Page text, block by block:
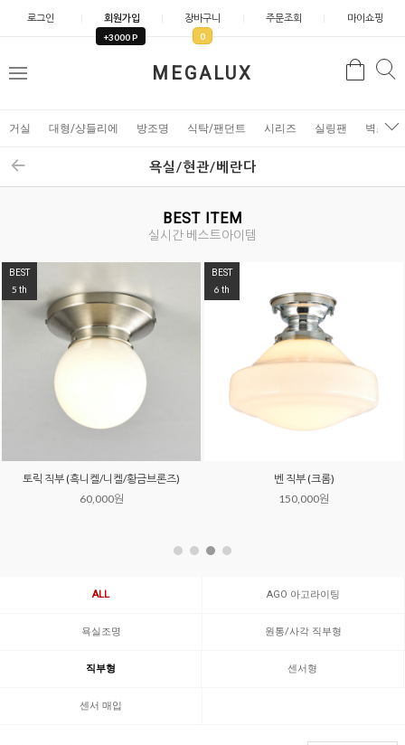
로그인 회원가입
+3000 P
장바구니
0
주문조회 마이쇼핑
MEGALUX
메
검
거실 대형/샹들리에 방조명 식탁/팬던트 시리즈 실링팬 벽조명
욕실/현관/베란다
BEST ITEM
실시간 베스트아이템
BEST
5 th
토릭 직부 (흑니켈/니켈/황금브론즈)
60,000원
BEST
6 th
벤 직부 (크롬)
150,000원
ALL AGO 아고라이팅
욕실조명 원통/사각 직부형
직부형 센서형
센서 매입